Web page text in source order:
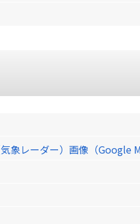
象レーダー）画像（Google